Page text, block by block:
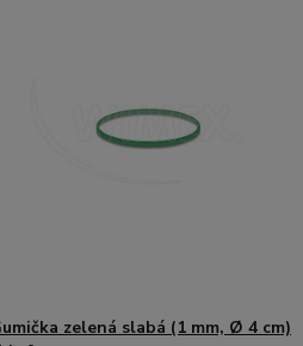
zelená slabá (1 mm, Ø 4 cm)